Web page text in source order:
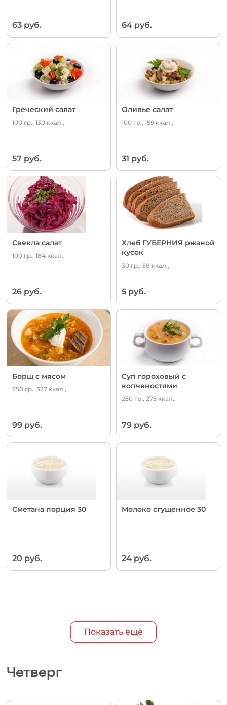
63 руб. 64 руб.
Греческий салат
100 гр., 130 ккал.,
57 руб.
Оливье салат
100 гр., 159 ккал.,
31 руб.
Свекла салат
100 гр., 184 ккал.,
26 руб.
Хлеб ГУБЕРНИЯ ржаной
кусок
30 гр., 58 ккал.,
5 руб.
Борщ с мясом
250 гр., 327 ккал.,
99 руб.
Суп гороховый с
копченостями
250 гр., 275 ккал.,
79 руб.
Сметана порция 30
20 руб.
Молоко сгущенное 30
24 руб.
Показать ещё
Четверг